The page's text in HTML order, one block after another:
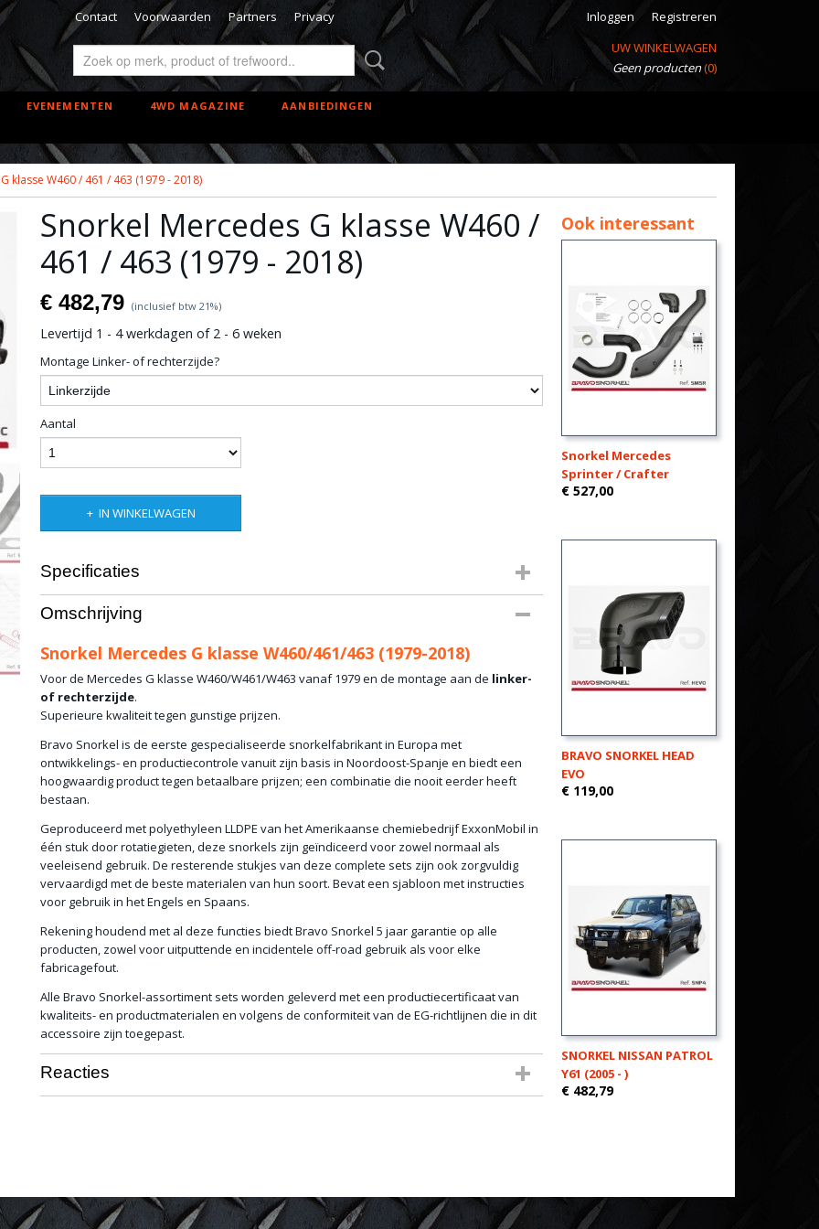
Contact Voorwaarden Partners Privacy Inloggen
Registreren
UW WINKELWAGEN
Geen producten(0)
EVENEMENTEN 4WD MAGAZINE AANBIEDINGEN
klasse W460 / 461 / 463 (1979 - 2018)
Snorkel Mercedes G klasse W460 /
461 / 463 (1979 - 2018)
€ 482,79 (inclusief btw 21%)
Levertijd 1 - 4 werkdagen of 2 - 6 weken
Montage Linker- of rechterzijde?
Aantal
IN WINKELWAGEN
Specificaties
Productcode
Productcode leverancier
Omschrijving
Snorkel Mercedes G klasse W460/461/463 (1979-2018)
Voor de Mercedes G klasse W460/W461/W463 vanaf 1979 en de montage aan de linker-
of rechterzijde.
Superieure kwaliteit tegen gunstige prijzen.
Bravo Snorkel is de eerste gespecialiseerde snorkelfabrikant in Europa met
ontwikkelings- en productiecontrole vanuit zijn basis in Noordoost-Spanje en biedt een
hoogwaardig product tegen betaalbare prijzen; een combinatie die nooit eerder heeft
bestaan.
Geproduceerd met polyethyleen LLDPE van het Amerikaanse chemiebedrijf ExxonMobil in
één stuk door rotatiegieten, deze snorkels zijn geïndiceerd voor zowel normaal als
veeleisend gebruik. De resterende stukjes van deze complete sets zijn ook zorgvuldig
vervaardigd met de beste materialen van hun soort. Bevat een sjabloon met instructies
voor gebruik in het Engels en Spaans.
Rekening houdend met al deze functies biedt Bravo Snorkel 5 jaar garantie op alle
producten, zowel voor uitputtende en incidentele off-road gebruik als voor elke
fabricagefout.
Alle Bravo Snorkel-assortiment sets worden geleverd met een productiecertificaat van
kwaliteits- en productmaterialen en volgens de conformiteit van de EG-richtlijnen die in dit
accessoire zijn toegepast.
Reacties
Ook interessant
Snorkel Mercedes
Sprinter / Crafter
€ 527,00
BRAVO SNORKEL HEAD
EVO
€ 119,00
SNORKEL NISSAN PATROL
Y61 (2005 - )
€ 482,79